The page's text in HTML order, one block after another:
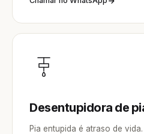
Desentupidora de
Pia entupida é atraso de